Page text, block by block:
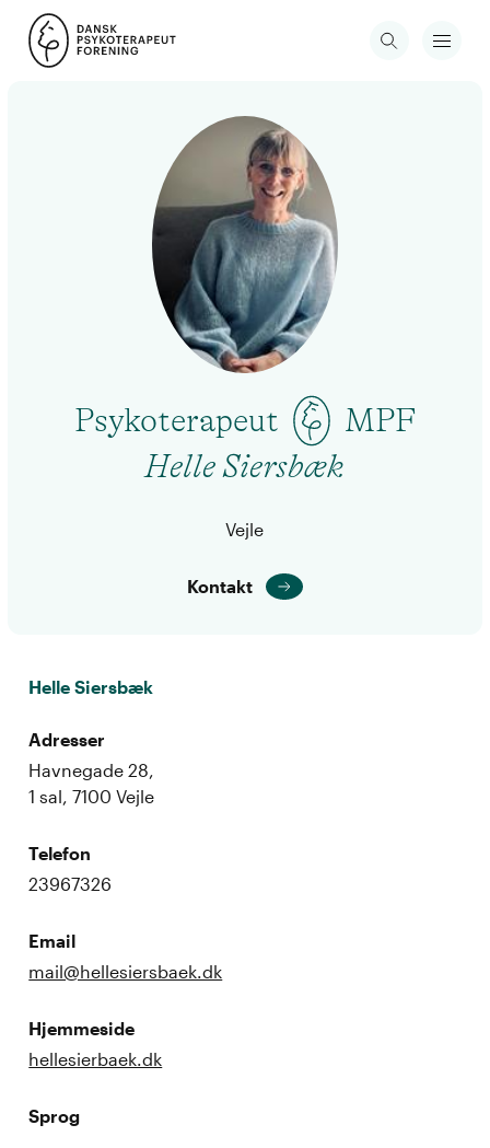
Psykoterapeut
MPF
Helle Siersbæk
Vejle
Kontakt
Helle Siersbæk
Adresser
Havnegade 28,
1 sal, 7100 Vejle
Telefon
23967326
Email
mail@hellesiersbaek.dk
Hjemmeside
hellesierbaek.dk
Sprog